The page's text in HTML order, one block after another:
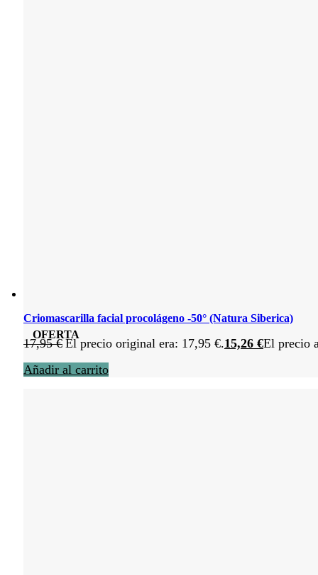
OFERTA
Criomascarilla facial procolágeno -50° (Natura Siberica)
17,95€ El precio original era: 17,95 €.15,26 €El precio
Añadir al carrito